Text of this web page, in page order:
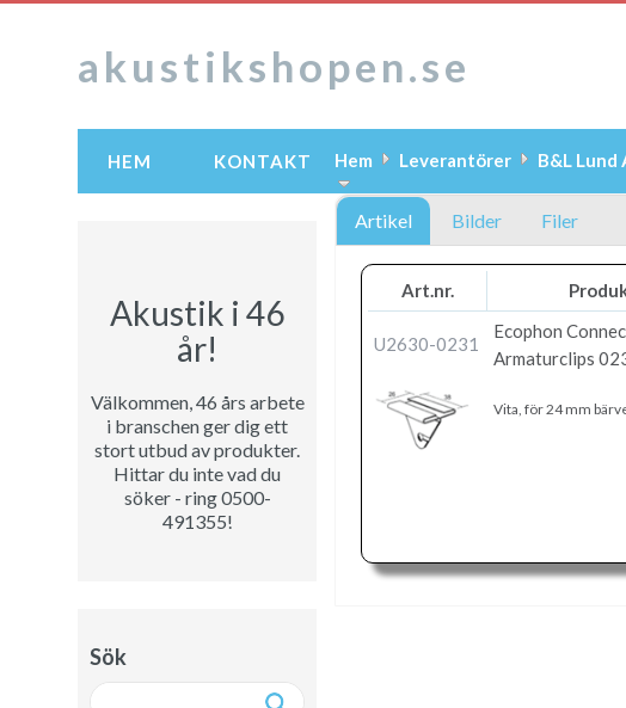
akustikshopen.se
HEM KONTAKT
Akustik i 46
år!
Välkommen, 46 års arbete
i branschen ger dig ett
stort utbud av produkter.
Hittar du inte vad du
söker - ring 0500-
491355!
Sök
Hem Leverantörer B&L Lund
Artikel Bilder Filer
Art.nr.
U2630-0231
Ecophon
Armaturclips
Vita, för 24 mm